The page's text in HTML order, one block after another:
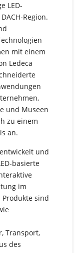
LED-
Region.
mit einem
Ledeca
und Museen
zu einem
an.
und
basierte
im
sind
Transport,
des